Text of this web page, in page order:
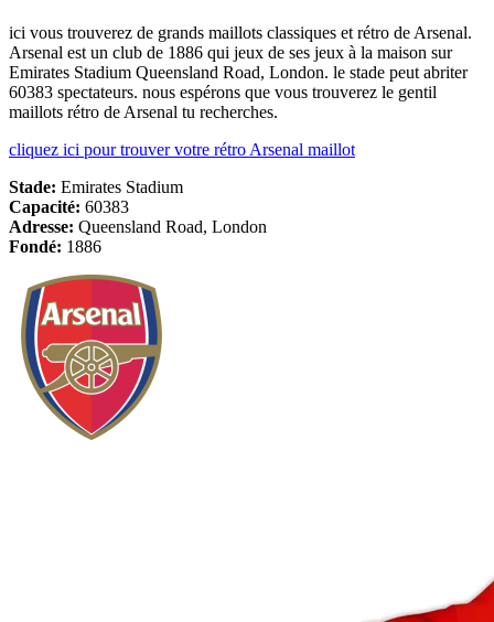
ici vous trouverez de grands maillots classiques et rétro de Arsenal.
Arsenal est un club de 1886 qui jeux de ses jeux à la maison sur
Emirates Stadium Queensland Road, London. le stade peut abriter
60383 spectateurs. nous espérons que vous trouverez le gentil
maillots rétro de Arsenal tu recherches.
cliquez ici pour trouver votre rétro Arsenal maillot
Stade: Emirates Stadium
Capacité: 60383
Adresse: Queensland Road, London
Fondé: 1886